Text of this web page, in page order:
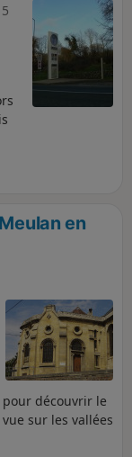
en
découvrir le
sur les vallées